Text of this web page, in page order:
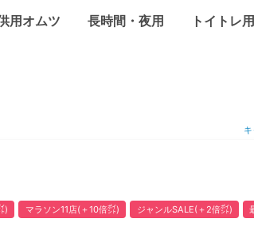
用オムツ 長時間・夜用 トイトレ用
) マラソン11店(＋10倍㌽) ジャンルSALE(＋2倍㌽)